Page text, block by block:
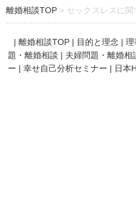
離婚相談TOP セックスレスに
| 離婚相談TOP| 目的と理念 | 理
題・離婚相談 | 夫婦問題・離婚相
ー | 幸せ自己分析セミナー | 日本